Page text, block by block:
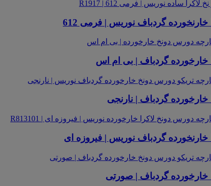
گردباف نوریس | فرمی 612
خارخورده گردباف | بی ام اس
خارخورده گردباف | نارنجی
خارنخورده گردباف نوریس | فیروزه ای
خارخورده گردباف | صورتی